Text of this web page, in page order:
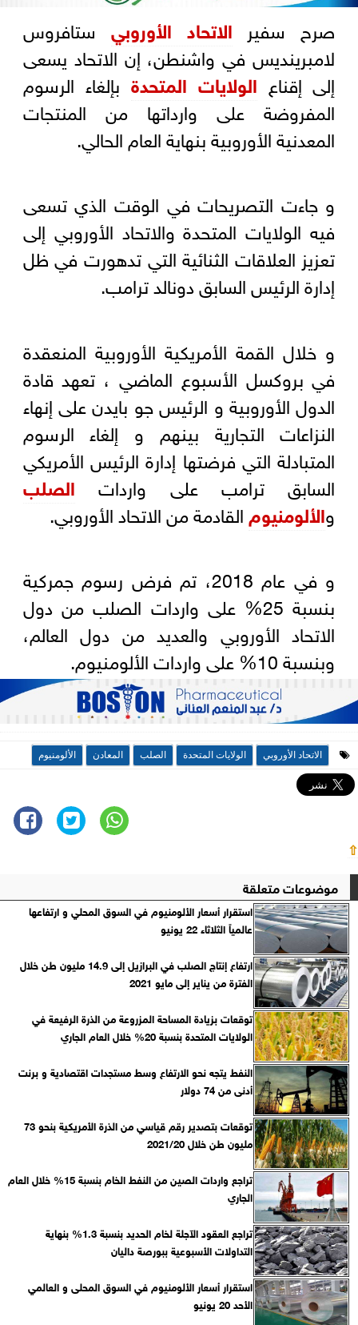
صرح سفير الاتحاد الأوروبي ستافروس
لامبرينديس في واشنطن، إن الاتحاد يسعى
إلى إقناع الولايات المتحدة بإلغاء الرسوم
المفروضة على وارداتها من المنتجات
المعدنية الأوروبية بنهاية العام الحالي.
و جاءت التصريحات في الوقت الذي تسعى
فيه الولايات المتحدة والاتحاد الأوروبي إلى
تعزيز العلاقات الثنائية التي تدهورت في ظل
إدارة الرئيس السابق دونالد ترامب.
و خلال القمة الأمريكية الأوروبية المنعقدة
في بروكسل الأسبوع الماضي ، تعهد قادة
الدول الأوروبية و الرئيس جو بايدن على إنهاء
النزاعات التجارية بينهم و إلغاء الرسوم
المتبادلة التي فرضتها إدارة الرئيس الأمريكي
السابق ترامب على واردات الصلب
والألومنيومالقادمة من الاتحاد الأوروبي.
و في عام 2018، تم فرض رسوم جمركية
بنسبة 25% على واردات الصلب من دول
الاتحاد الأوروبي والعديد من دول العالم،
وبنسبة 10% على واردات الألومنيوم.
الاتحاد الأوروبي الولايات المتحدة الصلب المعادن الألومنيوم
⇧
موضوعات متعلقة
استقرار أسعار الألومنيوم في السوق المحلي و ارتفاعها
عالمياً الثلاثاء 22 يونيو
ارتفاع إنتاج الصلب في البرازيل إلى 14.9 مليون طن خلال
الفترة من يناير إلى مايو 2021
توقعات بزيادة المساحة المزروعة من الذرة الرفيعة في
الولايات المتحدة بنسبة 20% خلال العام الجاري
النفط يتجه نحو الارتفاع وسط مستجدات اقتصادية و برنت
أدنى من 74 دولار
توقعات بتصدير رقم قياسي من الذرة الأمريكية بنحو 73
مليون طن خلال 2021/20
تراجع واردات الصين من النفط الخام بنسبة 15% خلال العام
الجاري
تراجع العقود الآجلة لخام الحديد بنسبة 1.3% بنهاية
التداولات الأسبوعية ببورصة داليان
استقرار أسعار الألومنيوم في السوق المحلى و العالمي
الأحد 20 يونيو